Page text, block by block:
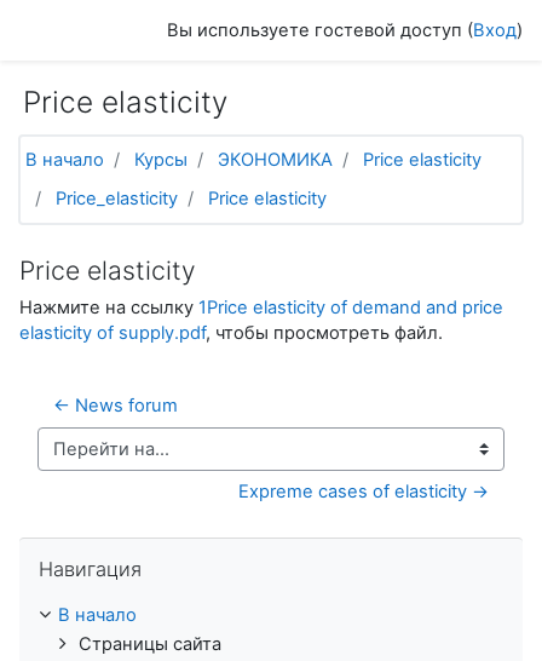
Вы используете гостевой доступ (Вход)
Price elasticity
В начало Курсы ЭКОНОМИКА
Price elasticity
Price_elasticity
Price elasticity
Price elasticity
Нажмите на ссылку 1Price elasticity of demand and price
elasticity of supply.pdf, чтобы просмотреть файл.
← News forum
Перейти на...
Expreme cases of elasticity →
Навигация
В начало
Страницы сайта